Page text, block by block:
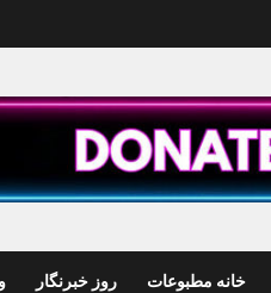
خانه مطبوعات روز خبرنگار